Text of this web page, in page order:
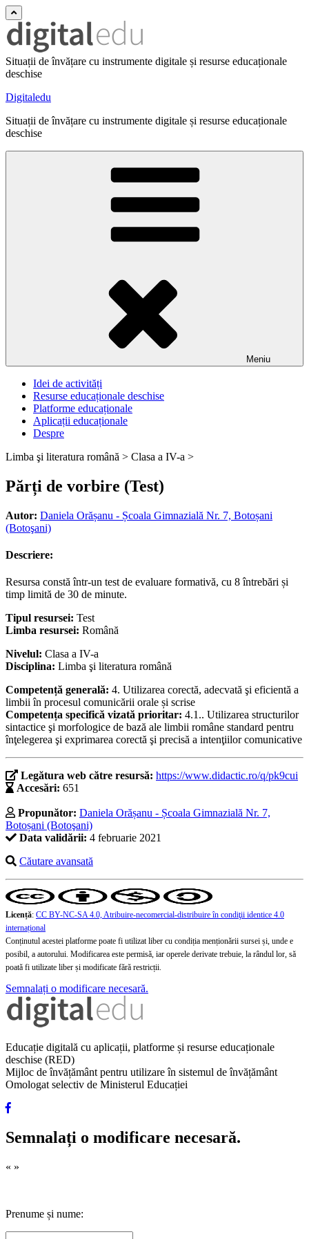
Situații de învățare cu instrumente digitale și resurse educaționale
deschise
Digitaledu
Situații de învățare cu instrumente digitale și resurse educaționale
deschise
Meniu
Idei de activități
Resurse educaționale deschise
Platforme educaționale
Aplicații educaționale
Despre
Limba şi literatura română > Clasa a IV-a >
Părți de vorbire (Test)
Autor: Daniela Orășanu - Școala Gimnazială Nr. 7, Botoșani
(Botoşani)
Descriere:
Resursa constă într-un test de evaluare formativă, cu 8 întrebări și
timp limită de 30 de minute.
Tipul resursei: Test
Limba resursei: Română
Nivelul: Clasa a IV-a
Disciplina: Limba şi literatura română
Competență generală: 4. Utilizarea corectă, adecvată şi eficientă a
limbii în procesul comunicării orale și scrise
Competența specifică vizată prioritar: 4.1.. Utilizarea structurilor
sintactice şi morfologice de bază ale limbii române standard pentru
înţelegerea şi exprimarea corectă şi precisă a intenţiilor comunicative
Legătura web către resursă: https://www.didactic.ro/q/pk9cui
Accesări: 651
Propunător: Daniela Orășanu - Școala Gimnazială Nr. 7,
Botoșani (Botoşani)
Data validării: 4 februarie 2021
Căutare avansată
Licență: CC BY-NC-SA 4.0, Atribuire-necomercial-distribuire în condiţii identice 4.0
internațional
Conținutul acestei platforme poate fi utilizat liber cu condiția menționării sursei și, unde e
posibil, a autorului. Modificarea este permisă, iar operele derivate trebuie, la rândul lor, să
poată fi utilizate liber și modificate fără restricții.
Semnalați o modificare necesară.
Educație digitală cu aplicații, platforme și resurse educaționale
deschise (RED)
Mijloc de învățământ pentru utilizare în sistemul de învățământ
Omologat selectiv de Ministerul Educației
Semnalați o modificare necesară.
« »
Prenume și nume: